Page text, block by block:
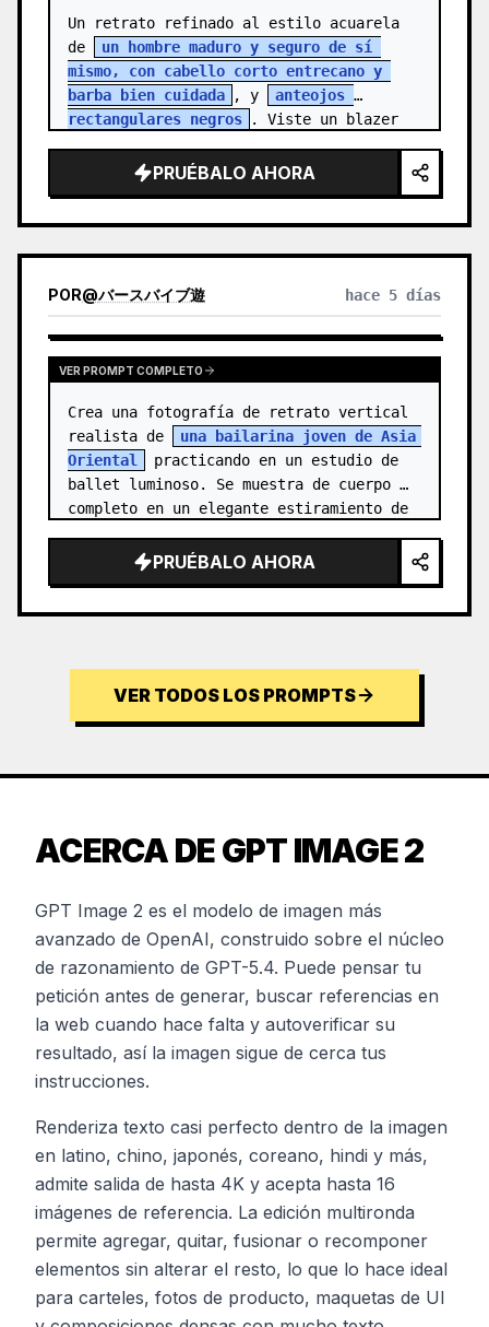
Un retrato refinado al estilo acuarela
de
un hombre maduro y seguro de sí
mismo, con cabello corto entrecano y
barba bien cuidada
, y
anteojos
rectangulares negros
. Viste un blazer
PRUÉBALO AHORA
POR@バースバイブ遊 hace 5 días
VER PROMPT COMPLETO
Crea una fotografía de retrato vertical
realista de
una bailarina joven de Asia
Oriental
practicando en un estudio de
ballet luminoso. Se muestra de cuerpo
completo en un elegante estiramiento de
PRUÉBALO AHORA
VER TODOS LOS PROMPTS
ACERCA DE GPT IMAGE 2
GPT Image 2 es el modelo de imagen más
avanzado de OpenAI, construido sobre el núcleo
de razonamiento de GPT-5.4. Puede pensar tu
petición antes de generar, buscar referencias en
la web cuando hace falta y autoverificar su
resultado, así la imagen sigue de cerca tus
instrucciones.
Renderiza texto casi perfecto dentro de la imagen
en latino, chino, japonés, coreano, hindi y más,
admite salida de hasta 4K y acepta hasta 16
imágenes de referencia. La edición multironda
permite agregar, quitar, fusionar o recomponer
elementos sin alterar el resto, lo que lo hace ideal
para carteles, fotos de producto, maquetas de UI